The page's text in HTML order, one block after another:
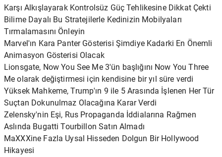
Karşı Alkışlayarak Kontrolsüz Güç Tehlikesine Dikkat Çekti
Bilime Dayalı Bu Stratejilerle Kedinizin Mobilyaları
Tırmalamasını Önleyin
Marvel'ın Kara Panter Gösterisi Şimdiye Kadarki En Önemli
Animasyon Gösterisi Olacak
Lionsgate, Now You See Me 3'ün başlığını Now You Three
Me olarak değiştirmesi için kendisine bir yıl süre verdi
Yüksek Mahkeme, Trump'ın 9 ile 5 Arasında İşlenen Her Tür
Suçtan Dokunulmaz Olacağına Karar Verdi
Zelensky'nin Eşi, Rus Propaganda İddialarına Rağmen
Aslında Bugatti Tourbillon Satın Almadı
MaXXXine Fazla Uysal Hisseden Dolgun Bir Hollywood
Hikayesi